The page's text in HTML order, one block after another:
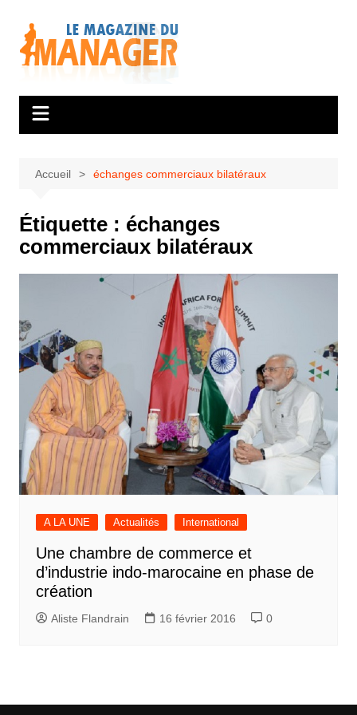
contenu
Accueil échanges commerciaux bilatéraux
Étiquette : échanges
commerciaux bilatéraux
A LA UNE Actualités International
Une chambre de commerce et
d’industrie indo-marocaine en phase de
création
Aliste Flandrain 16 février 2016 0